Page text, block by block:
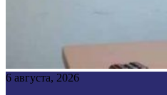
6 августа, 2026